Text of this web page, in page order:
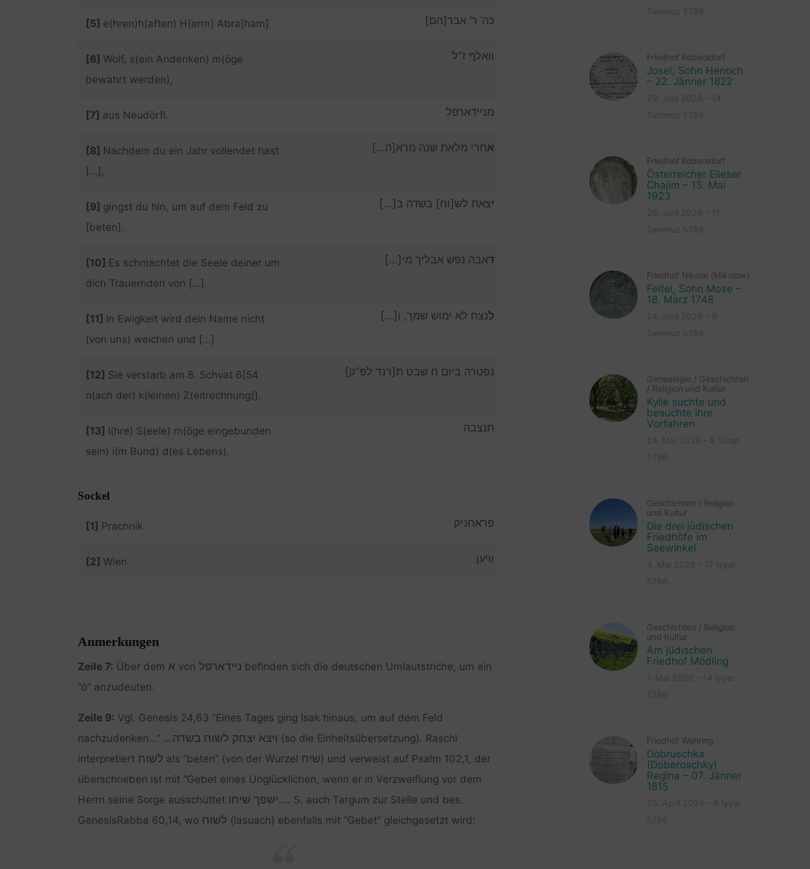
[5] e(hren)h(aften) H(errn) Abra[ham] כה’ ר’ אבר[הם]
[6] Wolf, s(ein Andenken) m(öge
bewahrt werden),
וואלף ז”ל
[7] aus Neudörfl. מניידארפל
[8] Nachdem du ein Jahr vollendet hast
[…],
אחרי מלאת שנה מרא[ה…]
[9] gingst du hin, um auf dem Feld zu
[beten].
יצאת לש[וח] בשדה ב[…]
[10] Es schmachtet die Seele deiner um
dich Trauernden von […].
דאבה נפש אבליך מי[…]
[11] In Ewigkeit wird dein Name nicht
(von uns) weichen und […]
לנצח לא ימוש שמך, ו[…]
[12] Sie verstarb am 8. Schvat 6[54
n(ach der) k(leinen) Z(eitrechnung)].
נפטרה ביום ח שבט ת[רנד לפ”ק]
[13] I(hre) S(eele) m(öge eingebunden
sein) i(m Bund) d(es Lebens).
תנצבה
Sockel
[1] Prachnik פראחניק
[2] Wien וויען
Anmerkungen
Zeile 7: Über dem א von ניידארפל befinden sich die deutschen Umlautstriche, um ein
“ö” anzudeuten.
Zeile 9: Vgl. Genesis 24,63 “Eines Tages ging Isak hinaus, um auf dem Feld
nachzudenken…” ויצא יצחק לשוח בשדה… (so die Einheitsübersetzung). Raschi
interpretiert לשוח als “beten” (von der Wurzel שיח) und verweist auf Psalm 102,1, der
überschrieben ist mit “Gebet eines Unglücklichen, wenn er in Verzweiflung vor dem
Herrn seine Sorge ausschüttet …ישפך שיחו. S. auch Targum zur Stelle und bes.
GenesisRabba 60,14, wo לשוח (lasuach) ebenfalls mit “Gebet” gleichgesetzt wird:
Friedhof Kobersdorf
Josel, Sohn Henoch
– 22. Jänner 1822
Friedhof Kobersdorf
Österreicher Elieser
Chajim – 15. Mai
1923
Friedhof Nikolai (Mikolow)
Feitel, Sohn Mose –
18. März 1748
Genealogie / Geschichten
/ Religion und Kultur
Kylie suchte und
besuchte ihre
Vorfahren
Geschichten / Religion
und Kultur
Die drei jüdischen
Friedhöfe im
Seewinkel
Geschichten / Religion
und Kultur
Am jüdischen
Friedhof Mödling
Friedhof Währing
Dobruschka
(Doberoschky)
Regina – 07. Jänner
1815